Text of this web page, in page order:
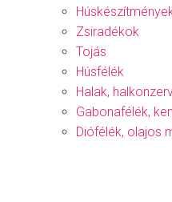
Zsiradékok
Tojás
Húsfélék
Halak,
Gabonafélék,
Diófélék, olajos